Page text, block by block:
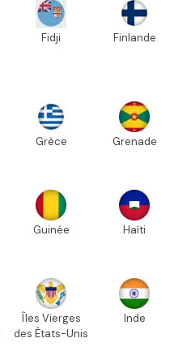
Fidji Finlande
Grèce Grenade
Guinée Haïti
Îles Vierges
des États-Unis
Inde